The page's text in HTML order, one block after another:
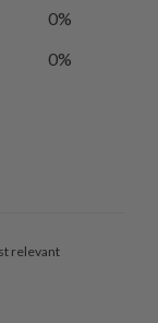
0%
0%